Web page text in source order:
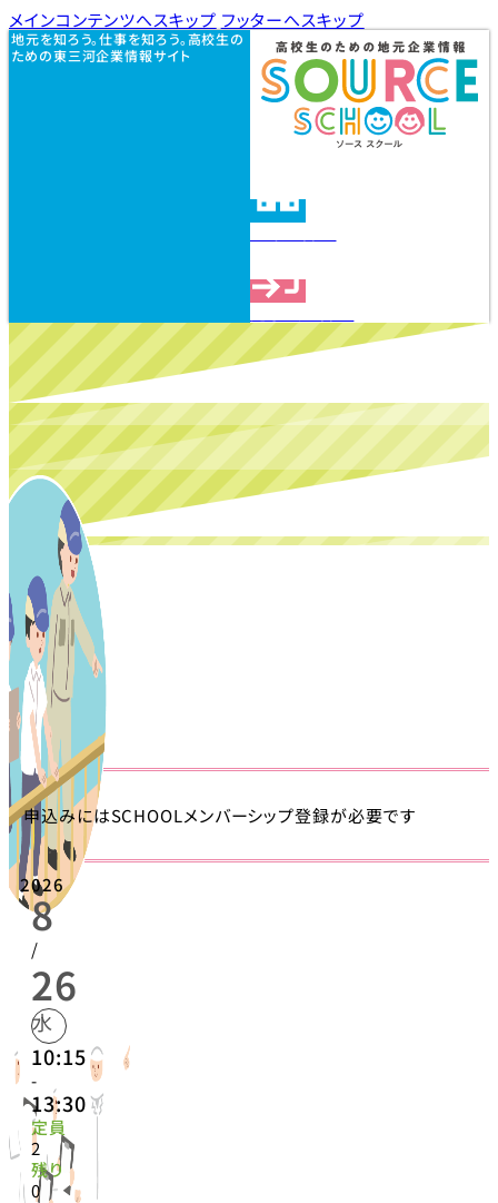
メインコンテンツへスキップ フッターへスキップ
地元を知ろう。仕事を知ろう。高校生の
ための東三河企業情報サイト
申込みにはSCHOOLメンバーシップ登録が必要です
2026
8
/
26
水
10:15
-
13:30
定員
2
残り
0